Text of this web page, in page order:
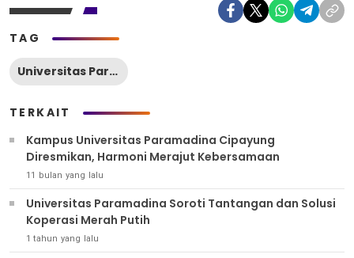
TAG
Universitas Paramadina
TERKAIT
Kampus Universitas Paramadina Cipayung
Diresmikan, Harmoni Merajut Kebersamaan
11 bulan yang lalu
Universitas Paramadina Soroti Tantangan dan Solusi
Koperasi Merah Putih
1 tahun yang lalu